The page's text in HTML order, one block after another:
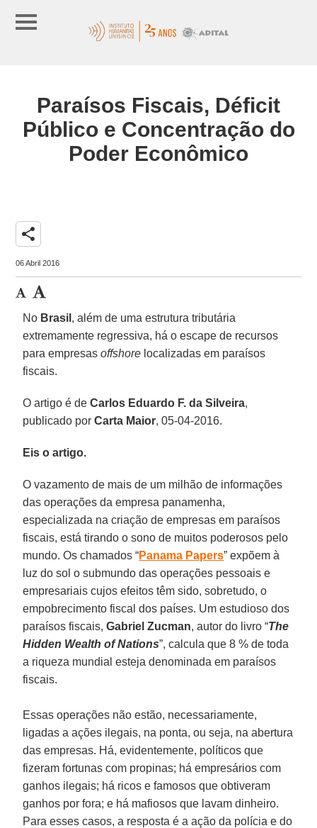
Paraísos Fiscais, Déficit
Público e Concentração do
Poder Econômico
share
06 Abril 2016
No Brasil , além de uma estrutura tributária
extremamente regressiva, há o escape de recursos
para empresasoffshore localizadas em paraísos
fiscais.
O artigo é deCarlos Eduardo F. da Silveira,
publicado porCarta Maior, 05-04-2016.
Eis o artigo.
O vazamento de mais de um milhão de informações
das operações da empresa panamenha,
especializada na criação de empresas em paraísos
fiscais, está tirando o sono de muitos poderosos pelo
mundo. Os chamados “Panama Papers” expõem à
luz do sol o submundo das operações pessoais e
empresariais cujos efeitos têm sido, sobretudo, o
empobrecimento fiscal dos países. Um estudioso dos
paraísos fiscais,Gabriel Zucman, autor do livro “The
Hidden Wealth of Nations”, calcula que 8 % de toda
a riqueza mundial esteja denominada em paraísos
fiscais.
Essas operações não estão, necessariamente,
ligadas a ações ilegais, na ponta, ou seja, na abertura
das empresas. Há, evidentemente, políticos que
fizeram fortunas com propinas; há empresários com
ganhos ilegais; há ricos e famosos que obtiveram
ganhos por fora; e há mafiosos que lavam dinheiro.
Para esses casos, a resposta é a ação da polícia e do